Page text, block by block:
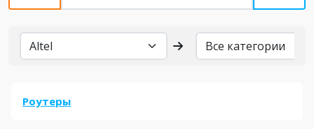
Бренды
Роутеры